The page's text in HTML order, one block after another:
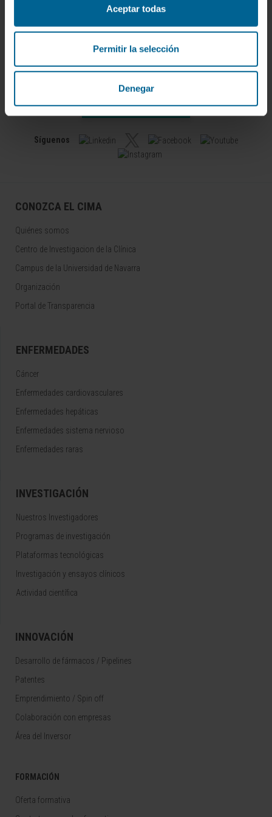
Aceptar todas
Permitir la selección
Denegar
Darse de alta en nuestro boletín
SUSCRIBIRSE
Síguenos
CONOZCA EL CIMA
Quiénes somos
Centro de Investigacion de la Clínica
Campus de la Universidad de Navarra
Organización
Portal de Transparencia
ENFERMEDADES
Cáncer
Enfermedades cardiovasculares
Enfermedades hepáticas
Enfermedades sistema nervioso
Enfermedades raras
INVESTIGACIÓN
Nuestros Investigadores
Programas de investigación
Plataformas tecnológicas
Investigación y ensayos clínicos
Actividad científica
INNOVACIÓN
Desarrollo de fármacos / Pipelines
Patentes
Emprendimiento / Spin off
Colaboración con empresas
Área del Inversor
FORMACIÓN
Oferta formativa